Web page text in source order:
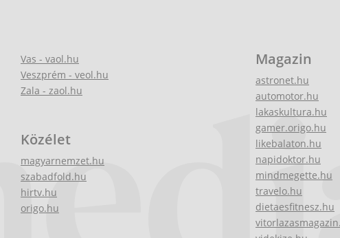
Vas - vaol.hu
Veszprém - veol.hu
Zala - zaol.hu
Közélet
magyarnemzet.hu
szabadfold.hu
hirtv.hu
origo.hu
Magazin
astronet.hu
automotor.hu
lakaskultura.hu
gamer.origo.hu
likebalaton.hu
napidoktor.hu
mindmegette.hu
travelo.hu
dietaesfitnesz.hu